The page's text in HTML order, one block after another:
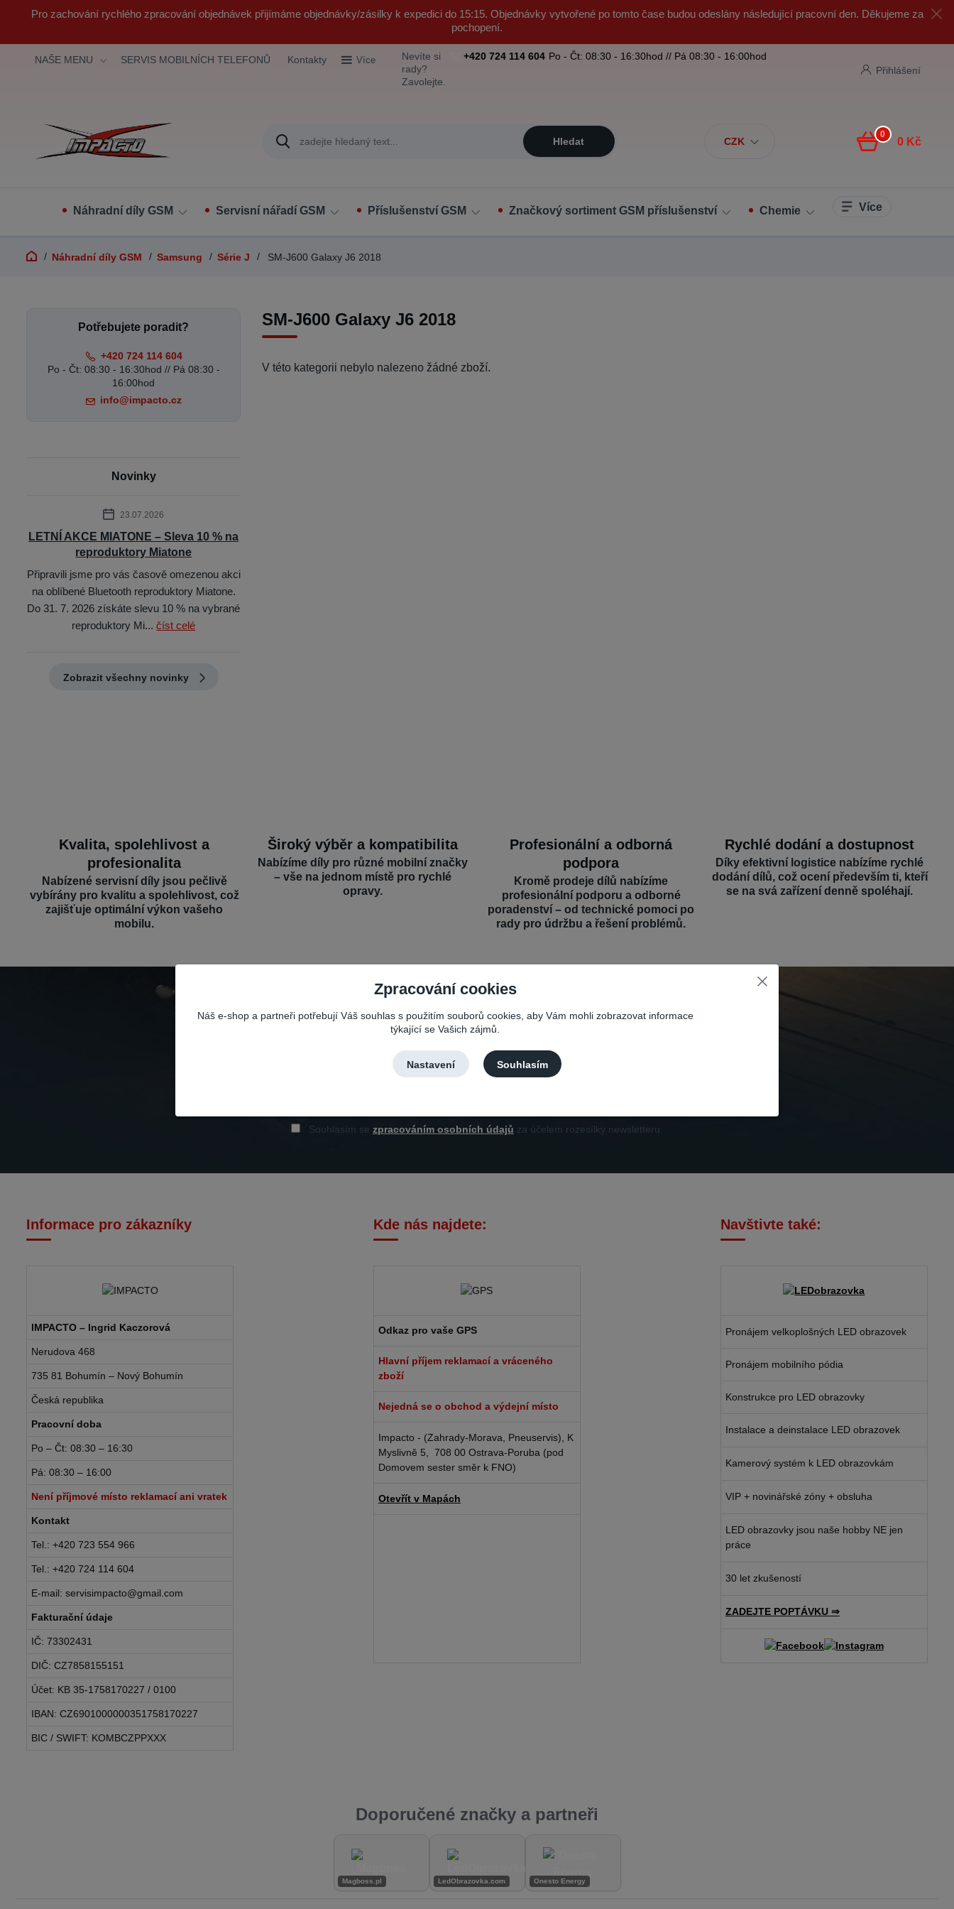
Pro zachování rychlého zpracování objednávek přijímáme objednávky/zásilky k expedici do 15:15. Objednávky vytvořené po tomto čase budou odeslány následující pracovní den. Děkujeme za
pochopení.
NAŠE MENU SERVIS MOBILNÍCH TELEFONŮ Kontakty Více
CZK
Přihlášení
Hledat
Nevíte si
rady?
Zavolejte.
+420 724 114 604 Po - Čt: 08:30 - 16:30hod // Pá 08:30 - 16:00hod
0
0 Kč
Náhradní díly GSM Servisní nářadí GSM Příslušenství GSM Značkový sortiment GSM příslušenství Chemie Více
Náhradní díly GSM Samsung Série J SM-J600 Galaxy J6 2018
SM-J600 Galaxy J6 2018
V této kategorii nebylo nalezeno žádné zboží.
Potřebujete poradit?
+420 724 114 604
Po - Čt: 08:30 - 16:30hod // Pá 08:30 -
16:00hod
info@impacto.cz
Novinky
23.07.2026
LETNÍ AKCE MIATONE – Sleva 10 % na
reproduktory Miatone
Připravili jsme pro vás časově omezenou akci
na oblíbené Bluetooth reproduktory Miatone.
Do 31. 7. 2026 získáte slevu 10 % na vybrané
reproduktory Mi...číst celé
Zobrazit všechny novinky
Kvalita, spolehlivost a
profesionalita
Nabízené servisní díly jsou pečlivě
vybírány pro kvalitu a spolehlivost, což
zajišťuje optimální výkon vašeho
mobilu.
Široký výběr a kompatibilita
Nabízíme díly pro různé mobilní značky
– vše na jednom místě pro rychlé
opravy.
Profesionální a odborná
podpora
Kromě prodeje dílů nabízíme
profesionální podporu a odborné
poradenství – od technické pomoci po
rady pro údržbu a řešení problémů.
Rychlé dodání a dostupnost
Díky efektivní logistice nabízíme rychlé
dodání dílů, což ocení především ti, kteří
se na svá zařízení denně spoléhají.
Nepropásněte novinky, akce a slevy!
Souhlasím se zpracováním osobních údajů za účelem rozesílky newsletteru.
Informace pro zákazníky
IMPACTO – Ingrid Kaczorová
Nerudova 468
735 81 Bohumín – Nový Bohumín
Česká republika
Pracovní doba
Po – Čt: 08:30 – 16:30
Pá: 08:30 – 16:00
Není příjmové místo reklamací ani vratek
Kontakt
Tel.: +420 723 554 966
Tel.: +420 724 114 604
E-mail: servisimpacto@gmail.com
Fakturační údaje
IČ: 73302431
DIČ: CZ7858155151
Účet: KB 35-1758170227 / 0100
IBAN: CZ6901000000351758170227
BIC / SWIFT: KOMBCZPPXXX
Kde nás najdete:
Odkaz pro vaše GPS
Hlavní příjem reklamací a vráceného
zboží
Nejedná se o obchod a výdejní místo
Impacto - (Zahrady-Morava, Pneuservis), K
Myslivně 5, 708 00 Ostrava-Poruba (pod
Domovem sester směr k FNO)
Otevřít v Mapách
Navštivte také:
Pronájem velkoplošných LED obrazovek
Pronájem mobilního pódia
Konstrukce pro LED obrazovky
Instalace a deinstalace LED obrazovek
Kamerový systém k LED obrazovkám
VIP + novinářské zóny + obsluha
LED obrazovky jsou naše hobby NE jen
práce
30 let zkušeností
ZADEJTE POPTÁVKU ⇒
Doporučené značky a partneři
Magboss.pl LedObrazovka.com Onesto Energy
Zpracování cookies
Náš e-shop a partneři potřebují Váš souhlas s použitím souborů cookies, aby Vám mohli zobrazovat informace
týkající se Vašich zájmů.
Nastavení Souhlasím